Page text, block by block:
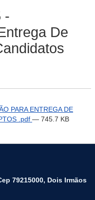
-
De
PARA ENTREGA DE
.pdf — 745.7 KB
79215000, Dois Irmãos